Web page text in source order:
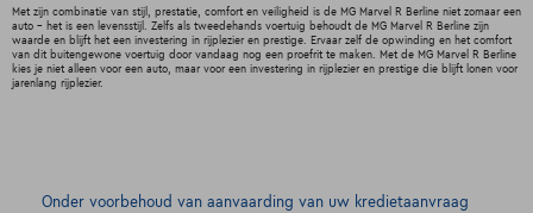
Met zijn combinatie van stijl, prestatie, comfort en veiligheid is de MG Marvel R Berline niet zomaar een
auto - het is een levensstijl. Zelfs als tweedehands voertuig behoudt de MG Marvel R Berline zijn
waarde en blijft het een investering in rijplezier en prestige. Ervaar zelf de opwinding en het comfort
van dit buitengewone voertuig door vandaag nog een proefrit te maken. Met de MG Marvel R Berline
kies je niet alleen voor een auto, maar voor een investering in rijplezier en prestige die blijft lonen voor
jarenlang rijplezier.
Onder voorbehoud van aanvaarding van uw kredietaanvraag